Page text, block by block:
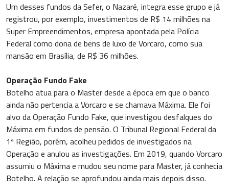
Um desses fundos da Sefer, o Nazaré, integra esse grupo e já
registrou, por exemplo, investimentos de R$ 14 milhões na
Super Empreendimentos, empresa apontada pela Polícia
Federal como dona de bens de luxo de Vorcaro, como sua
mansão em Brasília, de R$ 36 milhões.
Operação Fundo Fake
Botelho atua para o Master desde a época em que o banco
ainda não pertencia a Vorcaro e se chamava Máxima. Ele foi
alvo da Operação Fundo Fake, que investigou desfalques do
Máxima em fundos de pensão. O Tribunal Regional Federal da
1ª Região, porém, acolheu pedidos de investigados na
Operação e anulou as investigações. Em 2019, quando Vorcaro
assumiu o Máxima e mudou seu nome para Master, já conhecia
Botelho. A relação se aprofundou ainda mais depois disso.